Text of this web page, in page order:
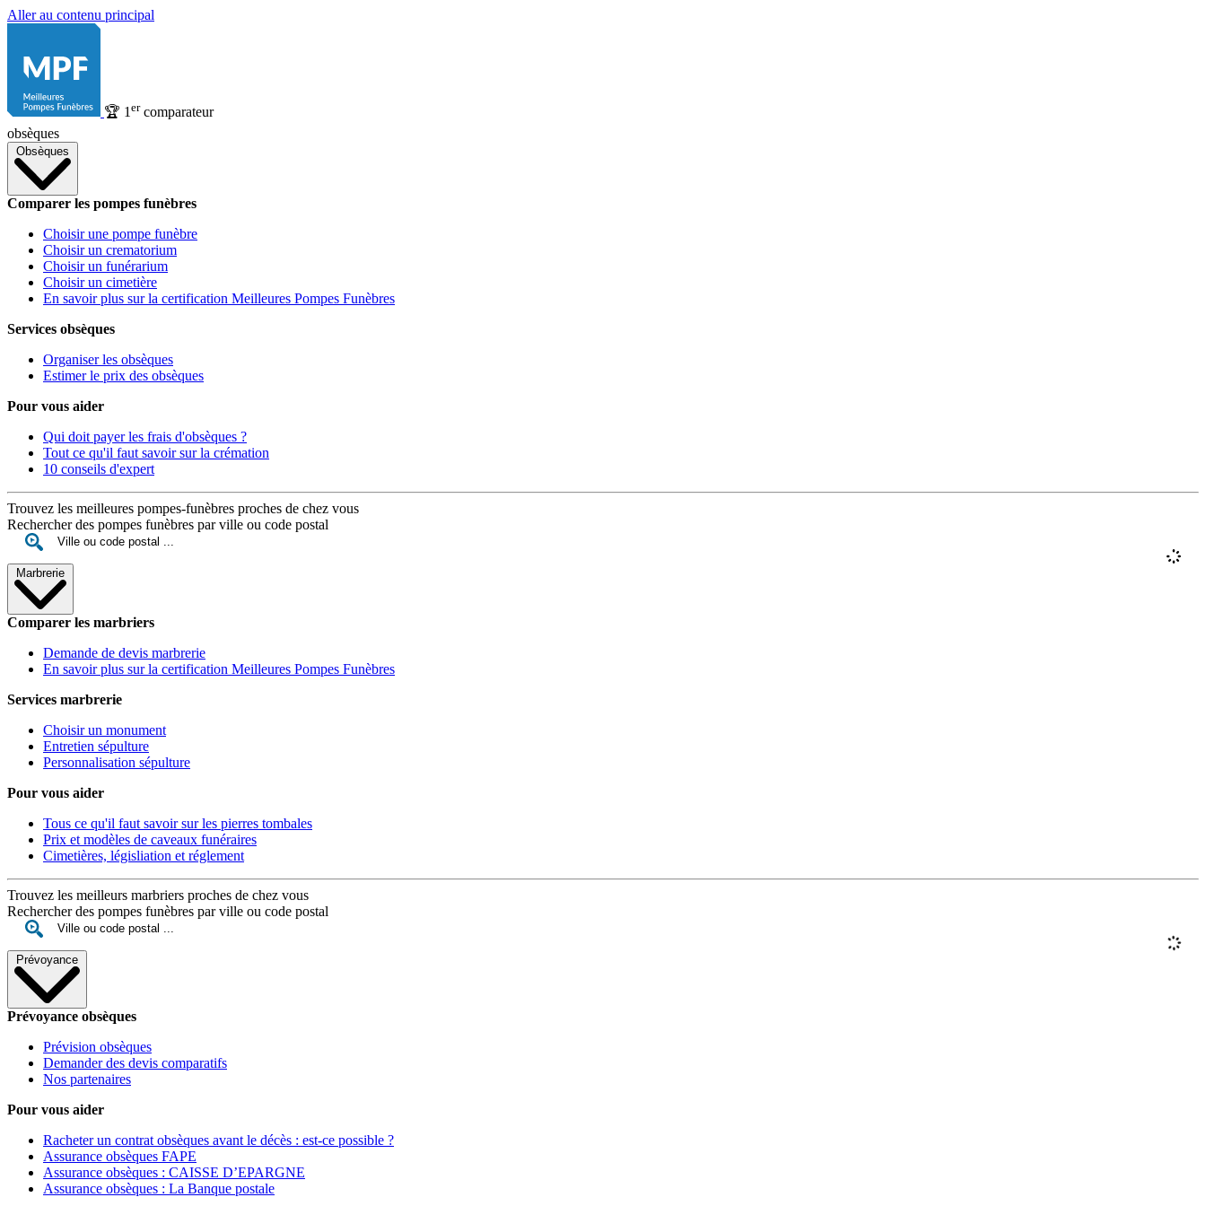
Aller au contenu principal
🏆 1 ercomparateur
obsèques
Obsèques
Comparer les pompes funèbres
Choisir une pompe funèbre
Choisir un crematorium
Choisir un funérarium
Choisir un cimetière
En savoir plus sur la certification Meilleures Pompes Funèbres
Services obsèques
Organiser les obsèques
Estimer le prix des obsèques
Pour vous aider
Qui doit payer les frais d'obsèques ?
Tout ce qu'il faut savoir sur la crémation
10 conseils d'expert
Trouvez les meilleures pompes-funèbres proches de chez vous
Rechercher des pompes funèbres par ville ou code postal
Marbrerie
Comparer les marbriers
Demande de devis marbrerie
En savoir plus sur la certification Meilleures Pompes Funèbres
Services marbrerie
Choisir un monument
Entretien sépulture
Personnalisation sépulture
Pour vous aider
Tous ce qu'il faut savoir sur les pierres tombales
Prix et modèles de caveaux funéraires
Cimetières, législiation et réglement
Trouvez les meilleurs marbriers proches de chez vous
Rechercher des pompes funèbres par ville ou code postal
Prévoyance
Prévoyance obsèques
Prévision obsèques
Demander des devis comparatifs
Nos partenaires
Pour vous aider
Racheter un contrat obsèques avant le décès : est-ce possible ?
Assurance obsèques FAPE
Assurance obsèques : CAISSE D’EPARGNE
Assurance obsèques : La Banque postale